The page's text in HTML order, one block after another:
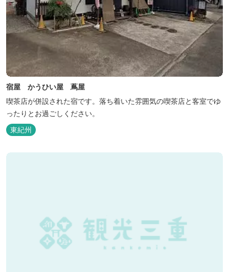
宿屋 かうひい屋 蔦屋
喫茶店が併設された宿です。落ち着いた雰囲気の喫茶店と客室でゆ
ったりとお過ごしください。
東紀州